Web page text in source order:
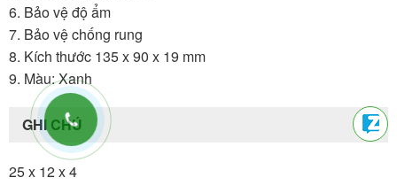
6. Bảo vệ độ ẩm
7. Bảo vệ chống rung
8. Kích thước 135 x 90 x 19 mm
9. Màu: Xanh
GHI CHÚ
25 x 12 x 4